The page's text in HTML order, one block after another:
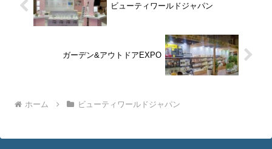
ビューティワールドジャパン
ガーデン&アウトドアEXPO
ホーム ビューティワールドジャパン